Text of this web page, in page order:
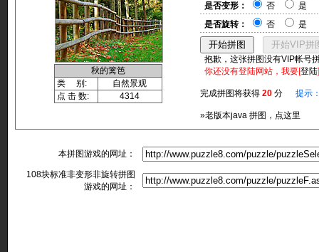
秋的篱笆
类 别:
自然景观
点 击 数:
4314
是否变形：
否
是
是否旋转：
否 是
抱歉，这张拼图没有VIP帐号
你还没有登陆网站，我要[登陆
完成拼图将获得 20 分 提示
»老版本java 拼图，点这里
本拼图游戏的网址：
108块标准非变形非旋转拼图
游戏的网址：